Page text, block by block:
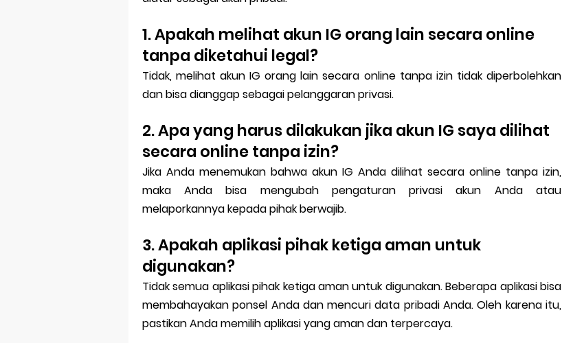
1. Apakah melihat akun IG orang lain secara online
tanpa diketahui legal?
Tidak, melihat akun IG orang lain secara online tanpa izin tidak diperbolehkan
dan bisa dianggap sebagai pelanggaran privasi.
2. Apa yang harus dilakukan jika akun IG saya dilihat
secara online tanpa izin?
Jika Anda menemukan bahwa akun IG Anda dilihat secara online tanpa izin,
maka Anda bisa mengubah pengaturan privasi akun Anda atau
melaporkannya kepada pihak berwajib.
3. Apakah aplikasi pihak ketiga aman untuk
digunakan?
Tidak semua aplikasi pihak ketiga aman untuk digunakan. Beberapa aplikasi bisa
membahayakan ponsel Anda dan mencuri data pribadi Anda. Oleh karena itu,
pastikan Anda memilih aplikasi yang aman dan terpercaya.